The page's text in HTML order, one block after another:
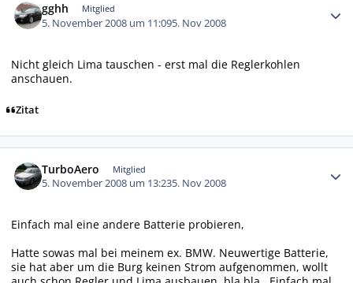
gghh Mitglied
5. November 2008 um 11:095. Nov 2008
Nicht gleich Lima tauschen - erst mal die Reglerkohlen
anschauen.
Zitat
TurboAero Mitglied
5. November 2008 um 13:235. Nov 2008
Einfach mal eine andere Batterie probieren,
Hatte sowas mal bei meinem ex. BMW. Neuwertige Batterie,
sie hat aber um die Burg keinen Strom aufgenommen, wollt